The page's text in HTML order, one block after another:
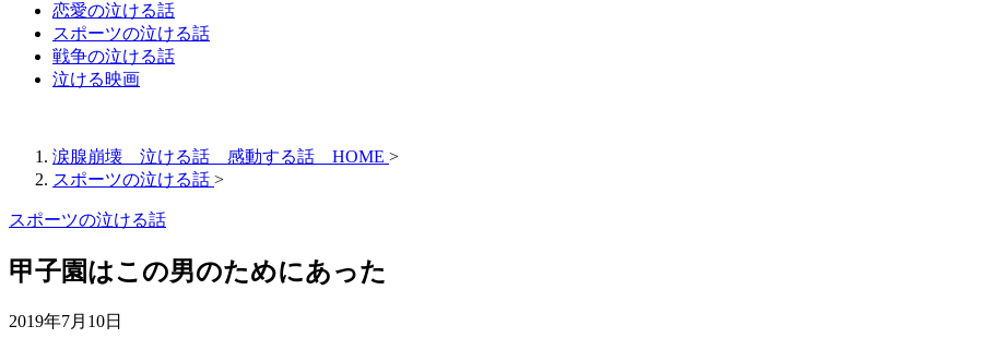
恋愛の泣ける話
スポーツの泣ける話
戦争の泣ける話
泣ける映画
涙腺崩壊 泣ける話 感動する話 HOME >
スポーツの泣ける話 >
スポーツの泣ける話
甲子園はこの男のためにあった
2019年7月10日